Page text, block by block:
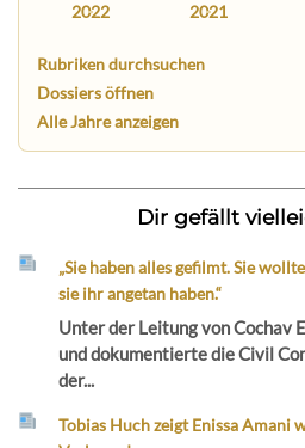
2022 2021
Rubriken durchsuchen
Dossiers öffnen
Alle Jahre anzeigen
Dir gefällt
„Sie haben alles gefilmt. Sie
sie ihr angetan haben.“
Unter der Leitung von Cochav
und dokumentierte die Civil
der...
Tobias Huch zeigt Enissa Amani